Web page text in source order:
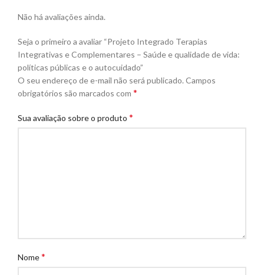
Não há avaliações ainda.
Seja o primeiro a avaliar “Projeto Integrado Terapias
Integrativas e Complementares – Saúde e qualidade de vida:
políticas públicas e o autocuidado”
O seu endereço de e-mail não será publicado.Campos
obrigatórios são marcados com *
Sua avaliação sobre o produto *
Nome*